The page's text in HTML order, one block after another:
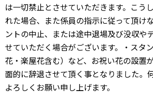
は一切禁止とさせていただきます。こう
れた場合、また係員の指示に従って頂け
ントの中止、または途中退場及び没収や
せていただく場合がございます。・スタ
花・楽屋花含む）など、お祝い花の設置
面的に辞退させて頂く事となりました。
よろしくお願い申し上げます。